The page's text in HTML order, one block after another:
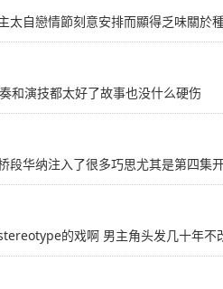
太自戀情節刻意安排而顯得乏味關
和演技都太好了故事也没什么硬伤
段华纳注入了很多巧思尤其是第四集
的戏啊 男主角头发几十年不